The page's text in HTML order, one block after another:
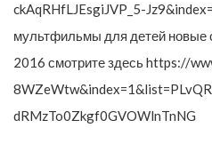
ckAqRHfLJEsgiJVP_5-
мультфильмы для детей новые
2016 смотрите здесь https://
dRMzTo0Zkgf0GVOWlnTnNG